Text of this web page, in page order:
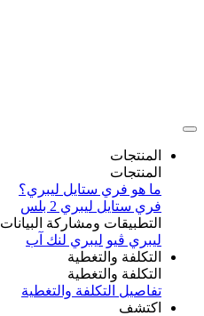
المنتجات
المنتجات
ما هو فري ستايل ليبري؟
فري ستايل ليبري 2 بلس​
التطبيقات ومشاركة البيانات
ليبري ڤيو ليبري لنك آب
التكلفة والتغطية
التكلفة والتغطية
تفاصيل التكلفة والتغطية
اكتشف​